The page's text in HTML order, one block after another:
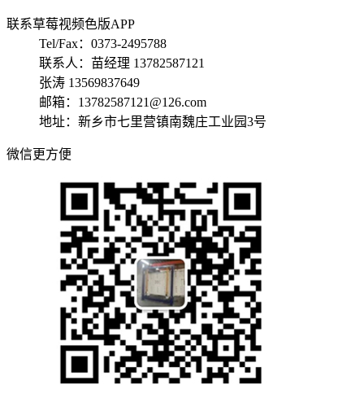
联系草莓视频色版APP
Tel/Fax：0373-2495788
联系人：苗经理 13782587121
张涛 13569837649
邮箱：13782587121@126.com
地址：新乡市七里营镇南魏庄工业园3号
微信更方便